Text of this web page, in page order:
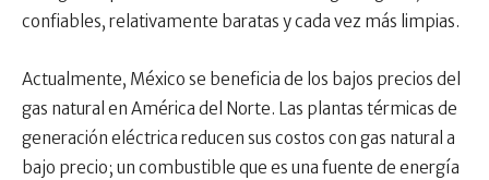
confiables, relativamente baratas y cada vez más limpias.
Actualmente, México se beneficia de los bajos precios del
gas natural en América del Norte. Las plantas térmicas de
generación eléctrica reducen sus costos con gas natural a
bajo precio; un combustible que es una fuente de energía